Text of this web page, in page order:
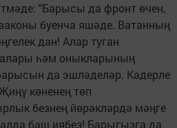
"Барысы да фронт өчен,
буенча яшәде. Ватанның
дан! Алар туган
һәм оныкларының
да эшләделәр. Кадерле
көненең төп
безнең йөрәкләрдә мәңге
баш иябез! Барыгызга да